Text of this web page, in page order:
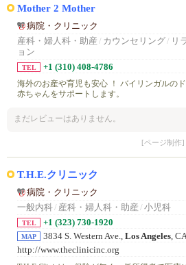
Mother 2 Mother
病院・クリニック
産科・婦人科・助産 / カウンセリング/ リ
ョン
TEL
+1 (310) 408-4786
海外のお産や育児も安心 ！ バイリンガルのド
赤ちゃんをサポートします。
まだレビューはありません。
[ページ制作]
T.H.E.クリニック
病院・クリニック
一般内科/ 産科・婦人科・助産 / 小児科
TEL +1 (323) 730-1920
MAP 3834 S. Western Ave., Los Angeles,
http://www.theclinicinc.org